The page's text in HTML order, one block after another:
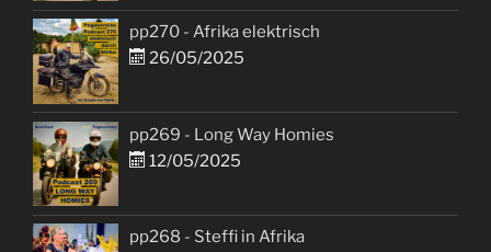
pp270 - Afrika elektrisch
26/05/2025
pp269 - Long Way Homies
12/05/2025
pp268 - Steffi in Afrika